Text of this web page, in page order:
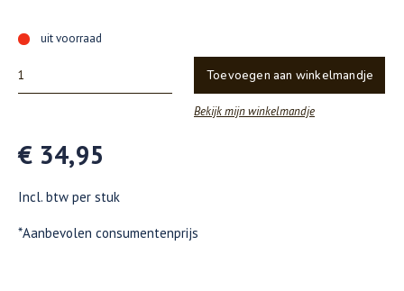
uit voorraad
Toevoegen aan winkelmandje
Bekijk mijn winkelmandje
€ 34,95
Incl. btw per stuk
*Aanbevolen consumentenprijs